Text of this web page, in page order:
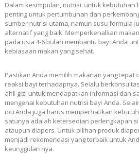
Dalam kesimpulan, nutrisi untuk kebutuhan
penting untuk pertumbuhan dan
sumber nutrisi utama, namun susu formula
alternatif yang baik. Memperkenalkan
pada usia 4-6 bulan membantu bayi Anda
kebiasaan makan yang sehat.
Pastikan Anda memilih makanan yang tepat
reaksi bayi terhadapnya. Selalu
ahli gizi untuk mendapatkan informasi dan
mengenai kebutuhan nutrisi bayi Anda.
ibu Anda juga harus memperhatikan
satunya adalah ketersedian perlengkapan
ataupun diapers. Untuk pilihan produk
menjadi rekomendasi yang terbaik untuk
keunggulan nya.